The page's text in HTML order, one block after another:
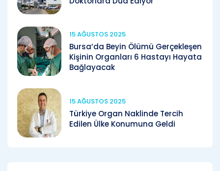
15 AĞUSTOS 2025
Bursa’da Beyin Ölümü Gerçekleşen
Kişinin Organları 6 Hastayı Hayata
Bağlayacak
15 AĞUSTOS 2025
Türkiye Organ Naklinde Tercih
Edilen Ülke Konumuna Geldi